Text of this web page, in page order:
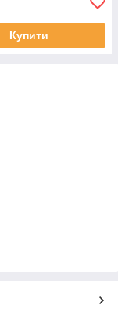
Купити